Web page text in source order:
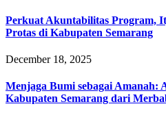
Perkuat Akuntabilitas Program,
Protas di Kabupaten Semarang
December 18, 2025
Menjaga Bumi sebagai Amanah:
Kabupaten Semarang dari